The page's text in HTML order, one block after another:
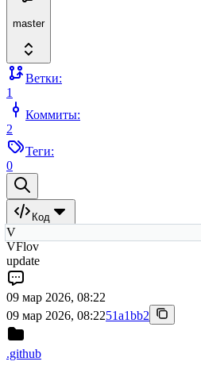
master
Ветки:
1
Коммиты:
2
Теги:
0
Код
V
VFlov
update
09 мар 2026, 08:22
09 мар 2026, 08:2251a1bb2
.github